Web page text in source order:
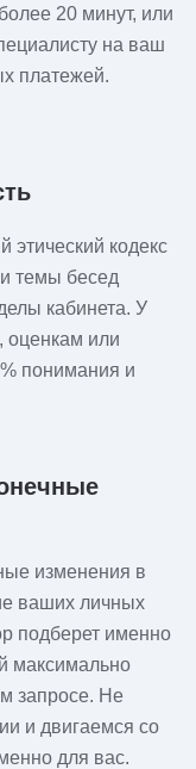
20 минут, или
на ваш
платежей.
кодекс
темы бесед
кабинета. У
оценкам или
понимания и
изменения в
ваших личных
подберет именно
максимально
запросе. Не
и двигаемся со
для вас.